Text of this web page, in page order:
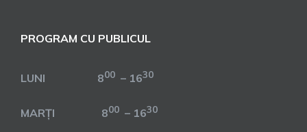
PROGRAM CU PUBLICUL
LUNI 800 – 1630
MARȚI 800 – 1630